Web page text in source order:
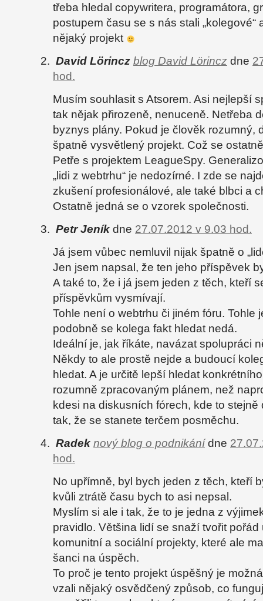
třeba hledal copywritera, programátora,
postupem času se s nás stali „kolegové“
nějaký projekt
David Lörincz blog David Lörincz dne
hod.
Musím souhlasit s Atsorem. Asi nejlepší
tak nějak přirozeně, nenuceně. Netřeba
byznys plány. Pokud je člověk rozumný,
špatně vysvětlený projekt. Což se
Petře s projektem LeagueSpy.
„lidi z webtrhu“ je nedozírné. I zde se
zkušení profesionálové, ale také blbci a
Ostatně jedná se o vzorek společnosti.
Petr Jeník dne 27.07.2012 v 9.03 hod.
Já jsem vůbec nemluvil nijak špatně o
Jen jsem napsal, že ten jeho příspěvek
A také to, že i já jsem jeden z těch, kteří
příspěvkům vysmívají.
Tohle není o webtrhu či jiném fóru. Tohle
podobně se kolega fakt hledat nedá.
Ideální je, jak říkáte, navázat spolupráci
Někdy to ale prostě nejde a budoucí
hledat. A je určitě lepší hledat
rozumně zpracovaným plánem, než
kdesi na diskusních fórech, kde to stejně
tak, že se stanete terčem posměchu.
Radek nový blog o podnikánídne
hod.
No upřímně, byl bych jeden z těch, kteří
kvůli ztrátě času bych to asi nepsal.
Myslím si ale i tak, že to je jedna z
pravidlo. Většina lidí se snaží tvořit pořád
komunitní a sociální projekty, které ale
šanci na úspěch.
To proč je tento projekt úspěšný je
vzali nějaký osvědčený způsob, co